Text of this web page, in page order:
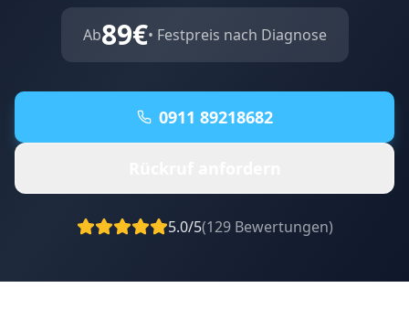
Ab89€• Festpreis nach Diagnose
0911 89218682
5.0/5(129Bewertungen)